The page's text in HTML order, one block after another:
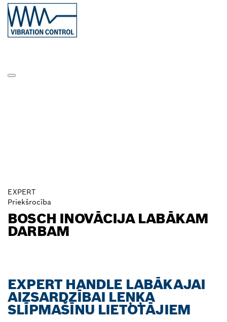
EXPERT
Priekšrocība
BOSCH INOVĀCIJA LABĀKAM
DARBAM
EXPERT HANDLE LABĀKAJAI
AIZSARDZĪBAI LEŅĶA
SLĪPMAŠĪNU LIETOTĀJIEM